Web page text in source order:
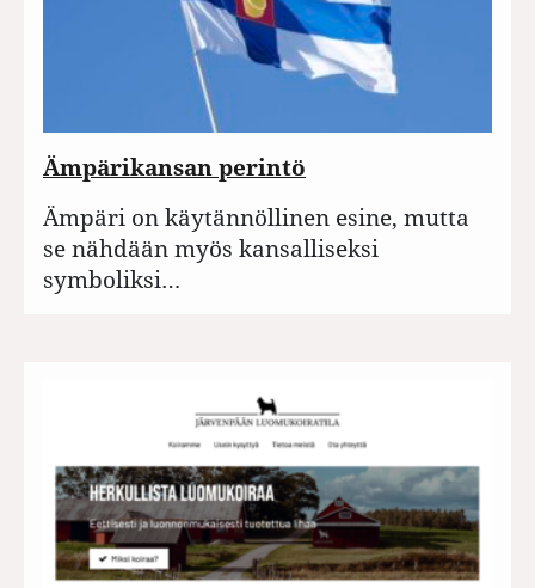
Ämpärikansan perintö
Ämpäri on käytännöllinen esine, mutta
se nähdään myös kansalliseksi
symboliksi…